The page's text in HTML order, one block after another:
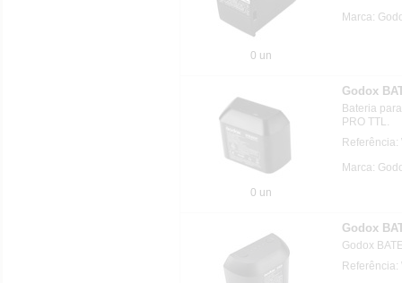
0 un
Marca:
0 un
Godox
Bateria
PRO TTL.
Referência:
Marca:
Godox
Godox
Referência: